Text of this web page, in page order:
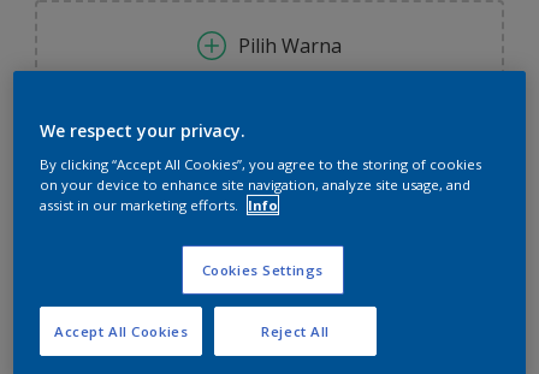
Pilih Warna
Ukuran
0.8 L 2.4 L 2.4 l
Kalkulator cat
Hitung
We respect your privacy.
By clicking “Accept All Cookies”, you agree to the storing of cookies
on your device to enhance site navigation, analyze site usage, and
assist in our marketing efforts.
Info
Cookies Settings
Reject All
Accept All Cookies